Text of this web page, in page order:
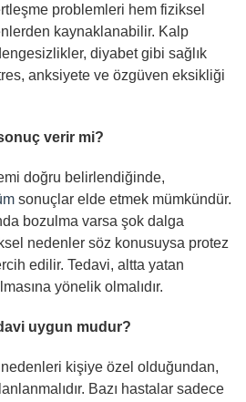
problemleri hem fiziksel
kaynaklanabilir. Kalp
diyabet gibi sağlık
anksiyete ve özgüven eksikliği
verir mi?
doğru belirlendiğinde,
sonuçlar elde etmek mümkündür.
bozulma varsa şok dalga
nedenler söz konusuysa protez
edilir. Tedavi, altta yatan
yönelik olmalıdır.
uygun mudur?
nedenleri kişiye özel olduğundan,
Bazı hastalar sadece